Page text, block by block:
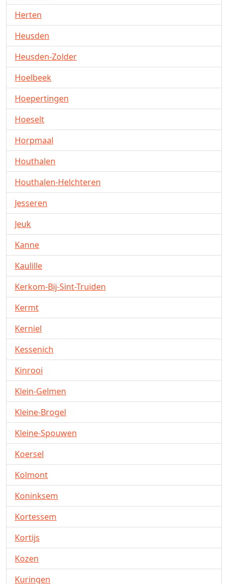
Herten
Heusden
Heusden-Zolder
Hoelbeek
Hoepertingen
Hoeselt
Horpmaal
Houthalen
Houthalen-Helchteren
Jesseren
Jeuk
Kanne
Kaulille
Kerkom-Bij-Sint-Truiden
Kermt
Kerniel
Kessenich
Kinrooi
Klein-Gelmen
Kleine-Brogel
Kleine-Spouwen
Koersel
Kolmont
Koninksem
Kortessem
Kortijs
Kozen
Kuringen